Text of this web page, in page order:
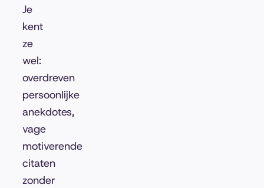
Je
kent
ze
wel:
overdreven
persoonlijke
anekdotes,
vage
motiverende
citaten
zonder